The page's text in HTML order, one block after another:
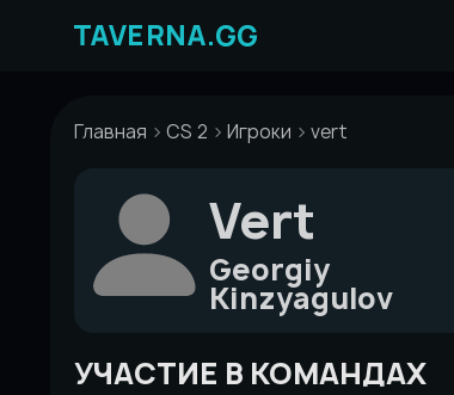
Главная CS 2 Игроки vert
Vert
Georgiy
Kinzyagulov
УЧАСТИЕ В КОМАНДАХ